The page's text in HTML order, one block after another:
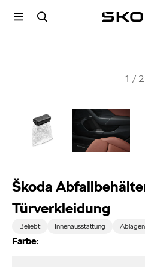
1 / 2
Škoda
Türverkleidung
Beliebt Innenausstattung Ablagen
Farbe: